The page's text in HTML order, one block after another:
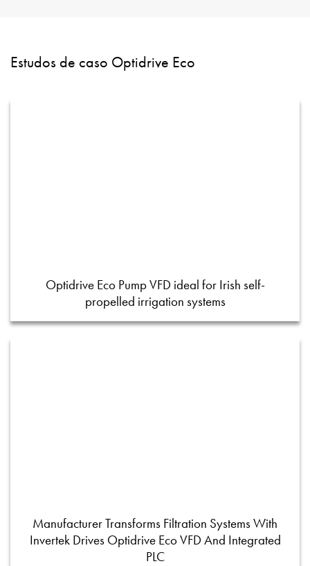
Estudos de caso Optidrive Eco
Optidrive Eco Pump VFD ideal for Irish self-
propelled irrigation systems
Manufacturer Transforms Filtration Systems With
Invertek Drives Optidrive Eco VFD And Integrated
PLC